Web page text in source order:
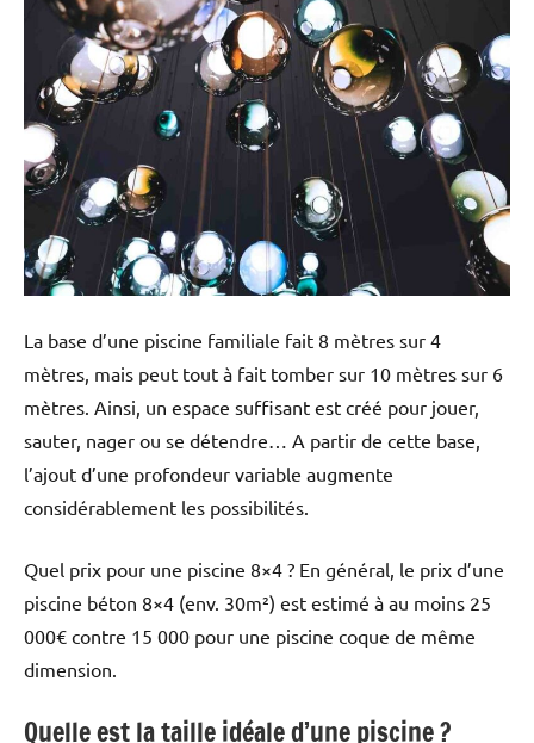
La base d’une piscine familiale fait 8 mètres sur 4
mètres, mais peut tout à fait tomber sur 10 mètres sur 6
mètres. Ainsi, un espace suffisant est créé pour jouer,
sauter, nager ou se détendre… A partir de cette base,
l’ajout d’une profondeur variable augmente
considérablement les possibilités.
Quel prix pour une piscine 8×4 ? En général, le prix d’une
piscine béton 8×4 (env. 30m²) est estimé à au moins 25
000€ contre 15 000 pour une piscine coque de même
dimension.
Quelle est la taille idéale d’une piscine ?